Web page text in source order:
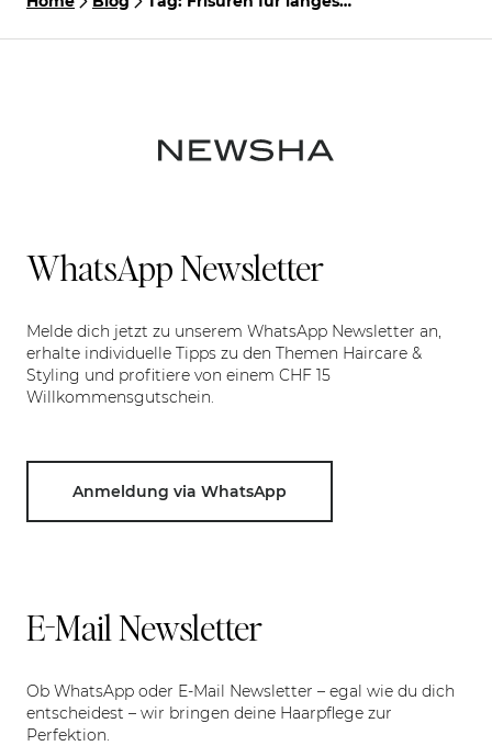
WhatsApp Newsletter
Melde dich jetzt zu unserem WhatsApp Newsletter an,
erhalte individuelle Tipps zu den Themen Haircare &
Styling und profitiere von einem CHF 15
Willkommensgutschein.
Anmeldung via WhatsApp
E-Mail Newsletter
Ob WhatsApp oder E-Mail Newsletter – egal wie du dich
entscheidest – wir bringen deine Haarpflege zur
Perfektion.